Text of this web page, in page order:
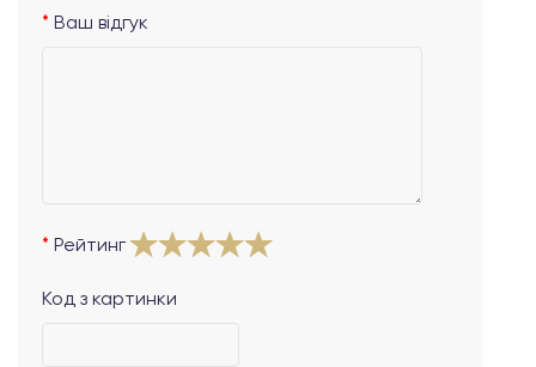
Ваш відгук
Рейтинг
Код з картинки